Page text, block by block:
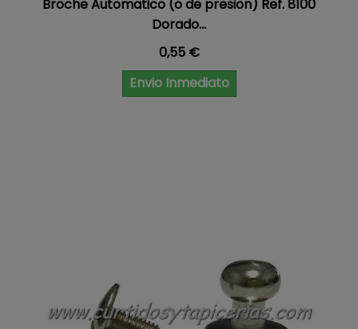
Broche Automatico (o de presion) Ref. 8100
Dorado...
Precio
0,55 €
Envio Inmediato